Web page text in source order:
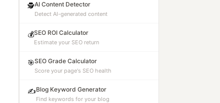
🕵️AI Content Detector
Detect AI-generated content
💰SEO ROI Calculator
Estimate your SEO return
🎯SEO Grade Calculator
Score your page's SEO health
✍️Blog Keyword Generator
Find keywords for your blog